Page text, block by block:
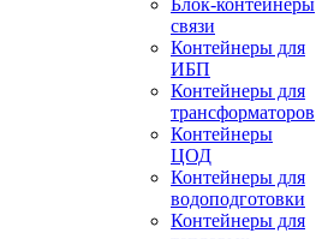
Блок-контейнеры
связи
Контейнеры для
ИБП
Контейнеры для
трансформаторов
Контейнеры
ЦОД
Контейнеры для
водоподготовки
Контейнеры для